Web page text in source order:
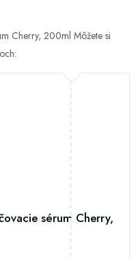
Cherry, 200ml Môžete si
sérum Cherry,